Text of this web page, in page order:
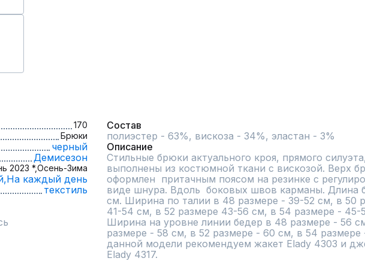
170
Брюки
черный
Демисезон
2023 *,Осень-Зима
На каждый день
текстиль
Состав
полиэстер - 63%, вискоза - 34%, эластан - 3%
Описание
Стильные брюки актуального кроя, прямого силуэта,
выполнены из костюмной ткани с вискозой. Верх
оформлен  притачным поясом на резинке с
виде шнура. Вдоль  боковых швов карманы. Длина
см. Ширина по талии в 48 размере - 39-52 см, в 50
41-54 см, в 52 размере 43-56 см, в 54 размере - 45-
Ширина на уровне линии бедер в 48 размере - 56
размере - 58 см, в 52 размере - 60 см, в 54
данной модели рекомендуем жакет Elady 4303 и
Elady 4317.